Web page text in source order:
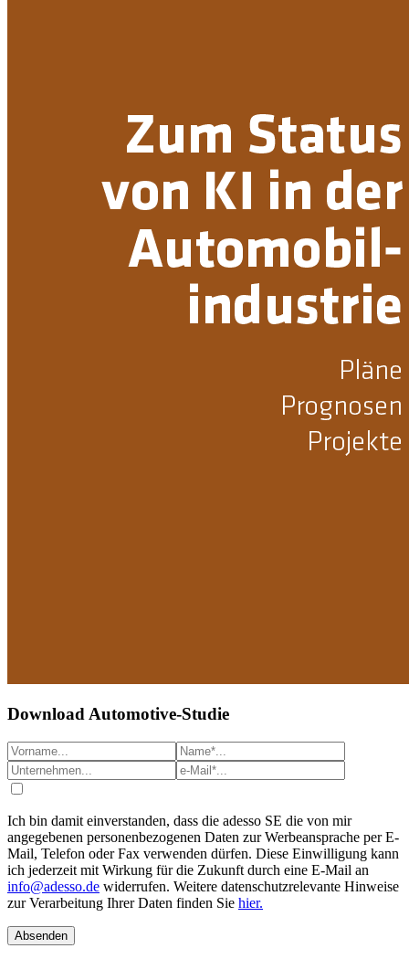
Download Automotive-Studie
Ich bin damit einverstanden, dass die adesso SE die von mir
angegebenen personenbezogenen Daten zur Werbeansprache per E-
Mail, Telefon oder Fax verwenden dürfen. Diese Einwilligung kann
ich jederzeit mit Wirkung für die Zukunft durch eine E-Mail an
info@adesso.de widerrufen. Weitere datenschutzrelevante Hinweise
zur Verarbeitung Ihrer Daten finden Sie hier.
Absenden